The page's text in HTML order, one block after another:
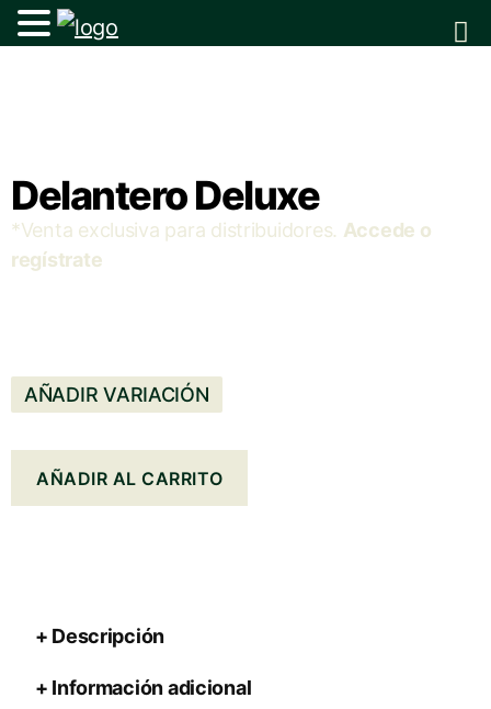
Delantero Deluxe
*Venta exclusiva para distribuidores. Accede o
regístrate
AÑADIR VARIACIÓN
AÑADIR AL CARRITO
Descripción
Información adicional